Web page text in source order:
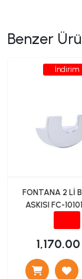
Benzer
İndirim
FONTANA 2 Lİ
ASKISI FC-